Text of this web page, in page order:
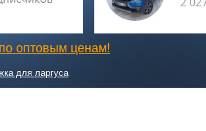
оптовым ценам!
для ларгуса